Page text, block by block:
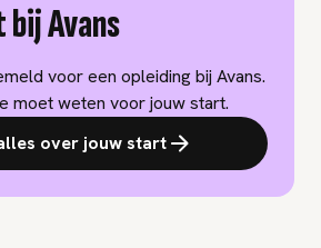
Avans
voor een opleiding bij Avans.
moet weten voor jouw start.
over jouw start